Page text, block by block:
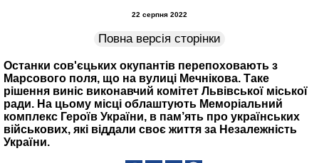
22 серпня 2022
Повна версія сторінки
Останки сов'єцьких окупантів перепоховають з
Марсового поля, що на вулиці Мечнікова. Таке
рішення виніс виконавчий комітет Львівської міської
ради. На цьому місці облаштують Меморіальний
комплекс Героїв України, в пам’ять про українських
військових, які віддали своє життя за Незалежність
України.